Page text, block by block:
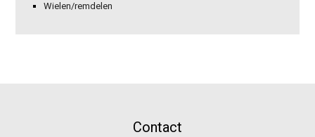
Wielen/remdelen
Contact